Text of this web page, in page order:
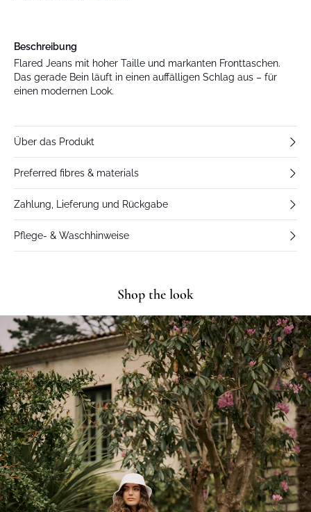
Beschreibung
Flared Jeans mit hoher Taille und markanten Fronttaschen.
Das gerade Bein läuft in einen auffälligen Schlag aus – für
einen modernen Look.
Über das Produkt
Preferred fibres & materials
Zahlung, Lieferung und Rückgabe
Pflege- & Waschhinweise
Shop the look